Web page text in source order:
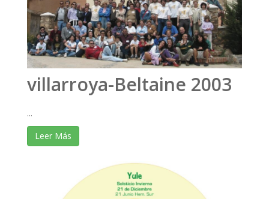
villarroya-Beltaine 2003
...
Leer Más